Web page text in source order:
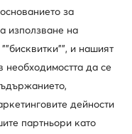
за
използване на
и нашият
необходимостта да се
дейности
партньори като